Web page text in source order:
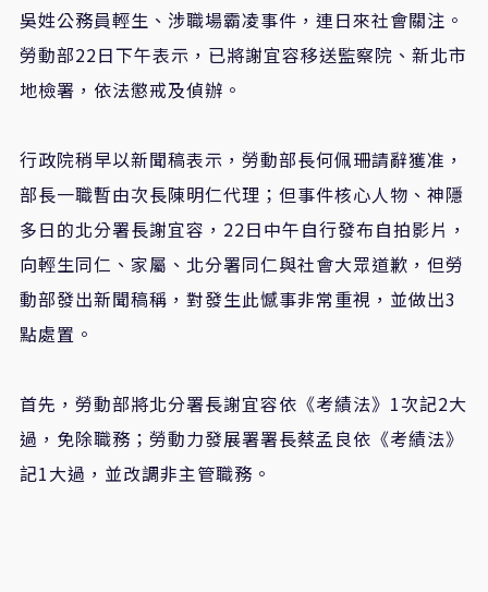
吳姓公務員輕生、涉職場霸凌事件，連日來社會關注。
勞動部22日下午表示，已將謝宜容移送監察院、新北市
地檢署，依法懲戒及偵辦。
行政院稍早以新聞稿表示，勞動部長何佩珊請辭獲准，
部長一職暫由次長陳明仁代理；但事件核心人物、神隱
多日的北分署長謝宜容，22日中午自行發布自拍影片，
向輕生同仁、家屬、北分署同仁與社會大眾道歉，但勞
動部發出新聞稿稱，對發生此憾事非常重視，並做出3
點處置。
首先，勞動部將北分署長謝宜容依《考績法》1次記2大
過，免除職務；勞動力發展署署長蔡孟良依《考績法》
記1大過，並改調非主管職務。